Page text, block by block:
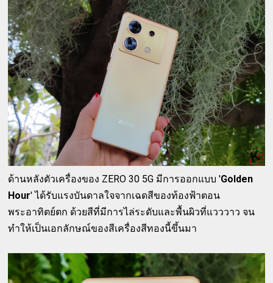
ด้านหลังตัวเครื่องของ ZERO 30 5G มีการออกแบบ 'Golden
Hour' ได้รับแรงบันดาลใจจากเฉดสีของท้องฟ้าตอน
พระอาทิตย์ตก ด้วยสีที่มีการไล่ระดับและพื้นผิวที่แวววาว จน
ทำให้เป็นเอกลักษณ์ของสีเครื่องสีทองนี้ขึ้นมา